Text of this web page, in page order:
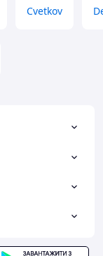
Cvetkov